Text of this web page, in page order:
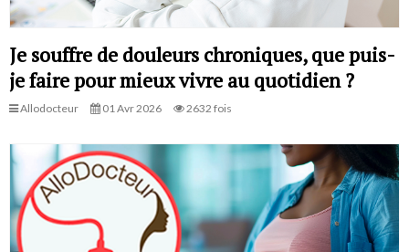
Je souffre de douleurs chroniques, que puis-
je faire pour mieux vivre au quotidien ?
Allodocteur 01 Avr 2026 2632 fois